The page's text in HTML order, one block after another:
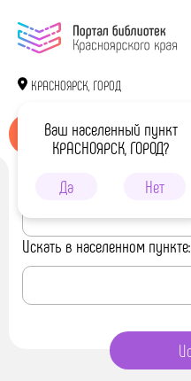
КРАСНОЯРСК, ГОРОД
Ваш населенный пункт
КРАСНОЯРСК, ГОРОД?
Да
Нет
Искать в библиотеке:
Искать в населенном пункте: